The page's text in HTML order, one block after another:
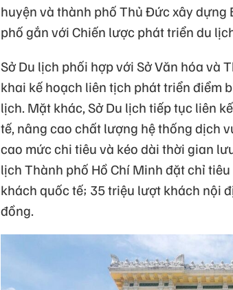
huyện và thành phố Thủ Đức xây
phố gắn với Chiến lược phát triển du
Sở Du lịch phối hợp với Sở Văn hóa và
khai kế hoạch liên tịch phát triển điểm
lịch. Mặt khác, Sở Du lịch tiếp tục liên
tế, nâng cao chất lượng hệ thống dịch
cao mức chi tiêu và kéo dài thời gian
lịch Thành phố Hồ Chí Minh đặt chỉ
khách quốc tế; 35 triệu lượt khách nội
đồng.